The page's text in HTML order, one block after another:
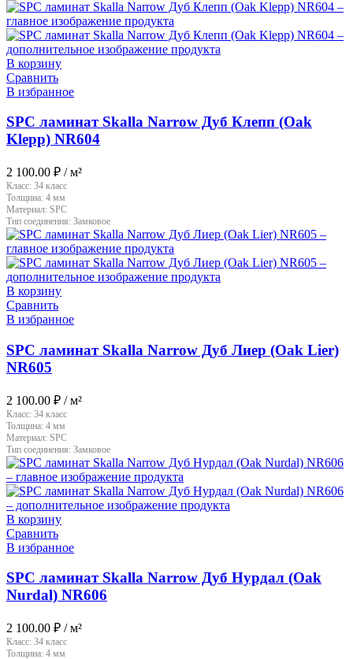
В корзину
Сравнить
В избранное
SPC ламинат Skalla Narrow Дуб Клепп (Oak
Klepp) NR604
2 100.00 ₽ / м²
Класс: 34 класс
Толщина: 4 мм
Материал: SPC
Тип соединения: Замковое
В корзину
Сравнить
В избранное
SPC ламинат Skalla Narrow Дуб Лиер (Oak Lier)
NR605
2 100.00 ₽ / м²
Класс: 34 класс
Толщина: 4 мм
Материал: SPC
Тип соединения: Замковое
В корзину
Сравнить
В избранное
SPC ламинат Skalla Narrow Дуб Нурдал (Oak
Nurdal) NR606
2 100.00 ₽ / м²
Класс: 34 класс
Толщина: 4 мм